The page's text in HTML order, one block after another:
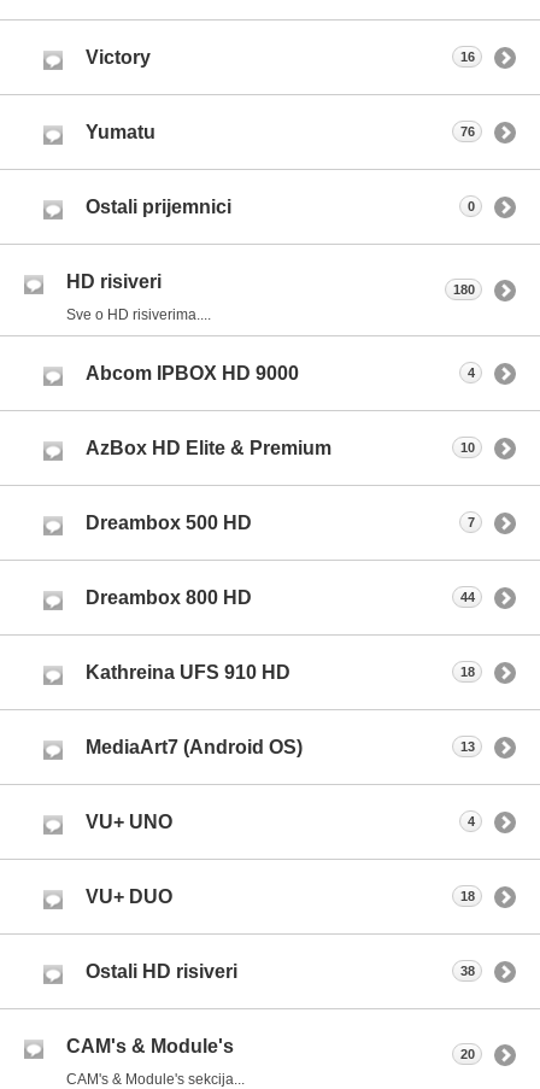
Victory 16
Yumatu 76
Ostali prijemnici 0
HD risiveri
Sve o HD risiverima....
180
Abcom IPBOX HD 9000 4
AzBox HD Elite & Premium 10
Dreambox 500 HD 7
Dreambox 800 HD 44
Kathreina UFS 910 HD 18
MediaArt7 (Android OS) 13
VU+ UNO 4
VU+ DUO 18
Ostali HD risiveri 38
CAM's & Module's
CAM's & Module's sekcija...
20